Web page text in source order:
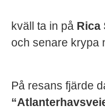
kväll ta in på Rica
och senare krypa
På resans fjärde